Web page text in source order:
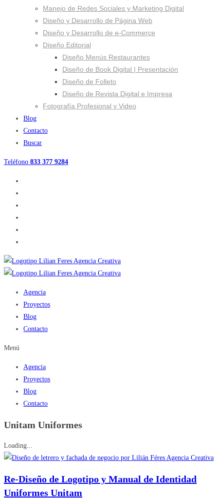
Manejo de Redes Sociales y Marketing Digital
Diseño y Desarrollo de Página Web
Diseño y Desarrollo de e-Commerce
Diseño Editorial
Diseño Menús Restaurantes
Diseño de Book Digital | Presentación
Diseño de Folleto
Diseño de Revista Digital e Impresa
Fotografía Profesional y Video
Blog
Contacto
Buscar
Teléfono 833 377 9284
Agencia
Proyectos
Blog
Contacto
Menú
Agencia
Proyectos
Blog
Contacto
Unitam Uniformes
Loading...
Re-Diseño de Logotipo y Manual de Identidad
Uniformes Unitam